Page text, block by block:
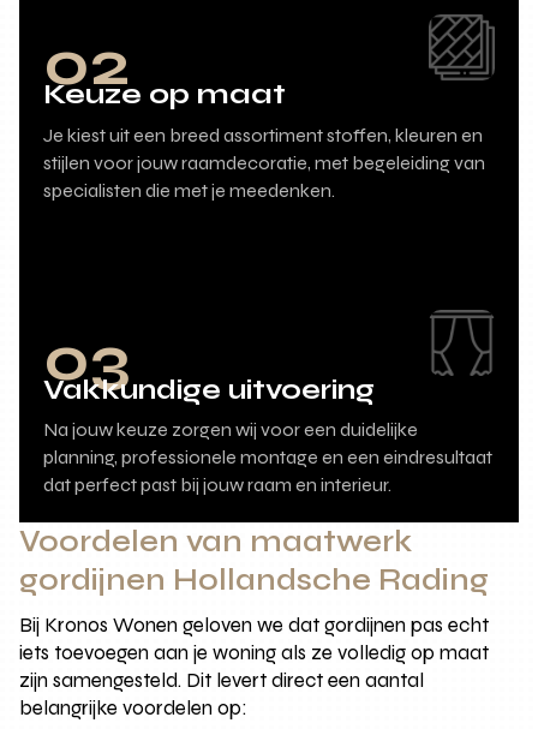
Keuze op maat
Je kiest uit een breed assortiment stoffen, kleuren en
stijlen voor jouw raamdecoratie, met begeleiding van
specialisten die met je meedenken.
02
Vakkundige uitvoering
Na jouw keuze zorgen wij voor een duidelijke
planning, professionele montage en een eindresultaat
dat perfect past bij jouw raam en interieur.
03
Voordelen van maatwerk
gordijnen Hollandsche Rading
Bij Kronos Wonen geloven we dat gordijnen pas echt
iets toevoegen aan je woning als ze volledig op maat
zijn samengesteld. Dit levert direct een aantal
belangrijke voordelen op: